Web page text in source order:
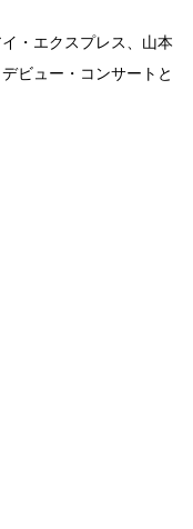
・エクスプレス、山本
ビュー・コンサートと